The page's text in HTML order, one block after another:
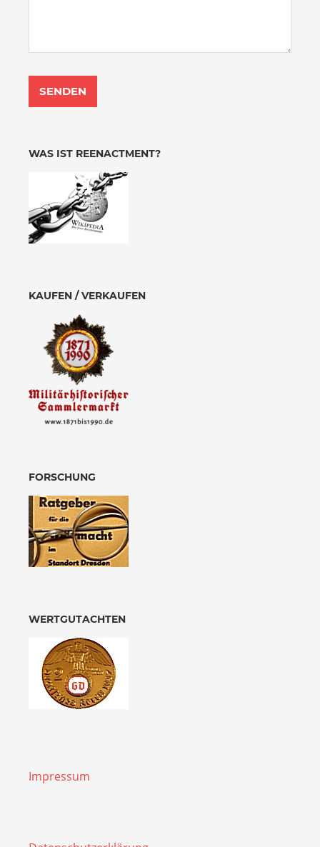
WAS IST REENACTMENT?
KAUFEN / VERKAUFEN
FORSCHUNG
WERTGUTACHTEN
Impressum